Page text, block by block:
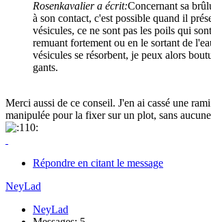
Rosenkavalier a écrit:Concernant sa
à son contact, c'est possible quand il
vésicules, ce ne sont pas les poils qui
remuant fortement ou en le sortant de
vésicules se résorbent, je peux alors
gants.
Merci aussi de ce conseil. J'en ai cassé une
manipulée pour la fixer sur un plot, sans
Répondre en citant le message
NeyLad
NeyLad